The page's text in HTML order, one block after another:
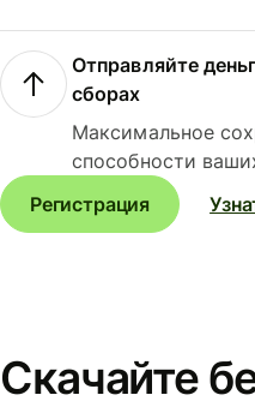
Отправляйте
сборах
Максимальное
способности
Регистрация
Скачайте